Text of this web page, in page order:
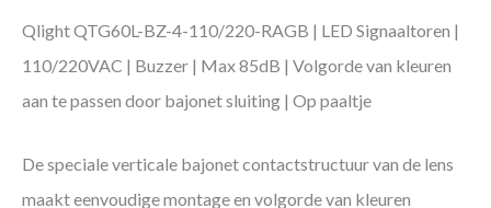
Qlight QTG60L-BZ-4-110/220-RAGB | LED Signaaltoren |
110/220VAC | Buzzer | Max 85dB | Volgorde van kleuren
aan te passen door bajonet sluiting | Op paaltje
De speciale verticale bajonet contactstructuur van de lens
maakt eenvoudige montage en volgorde van kleuren